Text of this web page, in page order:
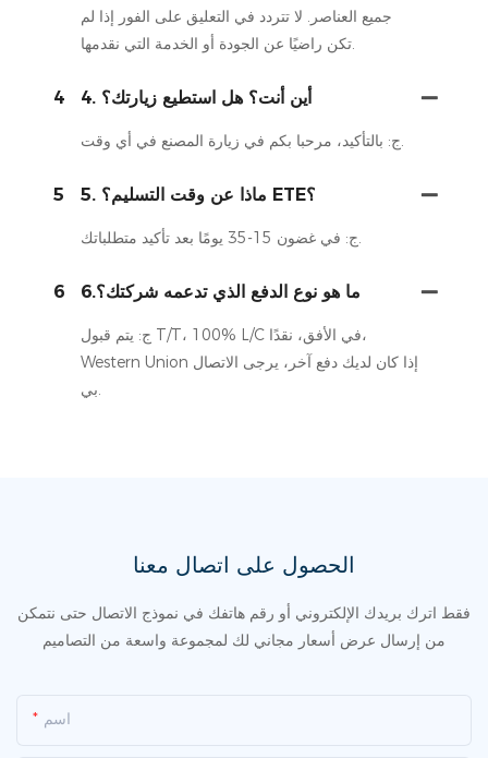
جميع العناصر. لا تتردد في التعليق على الفور إذا لم
تكن راضيًا عن الجودة أو الخدمة التي نقدمها.
4 4. أين أنت؟ هل استطيع زيارتك؟
ج: بالتأكيد، مرحبا بكم في زيارة المصنع في أي وقت.
5 5. ماذا عن وقت التسليم؟ ETE؟
ج: في غضون 15-35 يومًا بعد تأكيد متطلباتك.
6 6.ما هو نوع الدفع الذي تدعمه شركتك؟
ج: يتم قبول T/T، 100% L/C في الأفق، نقدًا،
Western Union إذا كان لديك دفع آخر، يرجى الاتصال
بي.
الحصول على اتصال معنا
فقط اترك بريدك الإلكتروني أو رقم هاتفك في نموذج الاتصال حتى نتمكن
من إرسال عرض أسعار مجاني لك لمجموعة واسعة من التصاميم
اسم